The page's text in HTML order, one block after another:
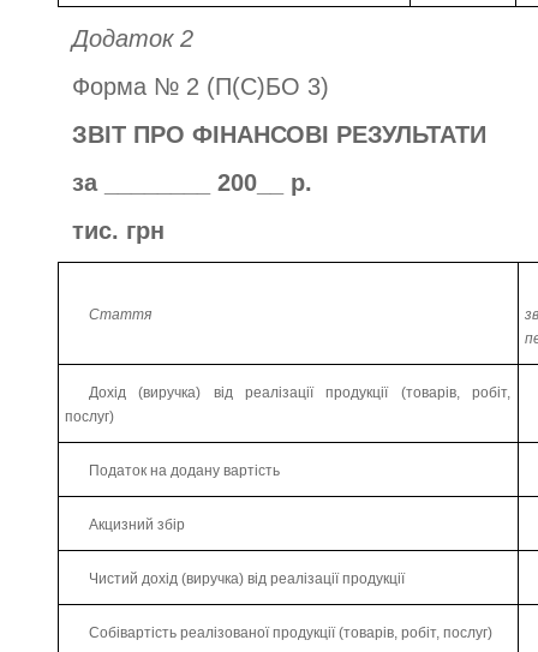
Додаток 2
Форма № 2 (П(С)БО 3)
ЗВІТ ПРО ФІНАНСОВІ РЕЗУЛЬТАТИ
за ________ 200__ р.
тис. грн
Стаття
Дохід (виручка) від реалізації продукції (товарів, робіт,
послуг)
Податок на додану вартість
Акцизний збір
Чистий дохід (виручка) від реалізації продукції
Собівартість реалізованої продукції (товарів, робіт, послуг)